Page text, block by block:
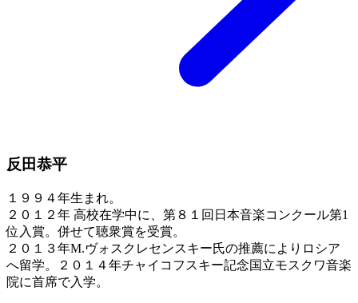
反田恭平
１９９４年生まれ。
２０１２年 高校在学中に、第８１回日本音楽コンクール第1
位入賞。併せて聴衆賞を受賞。
２０１３年M.ヴォスクレセンスキー氏の推薦によりロシア
へ留学。２０１４年チャイコフスキー記念国立モスクワ音楽
院に首席で入学。